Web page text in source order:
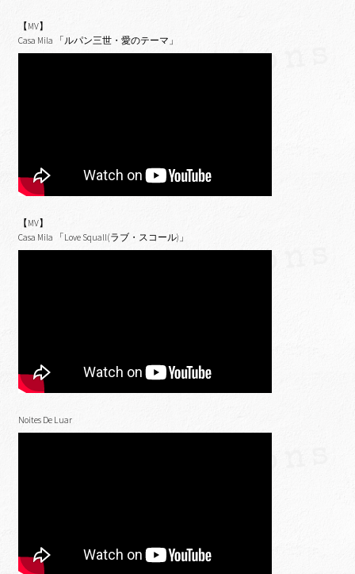
【MV】
Casa Mila 「ルパン三世・愛のテーマ」
【MV】
Casa Mila 「Love Squall(ラブ・スコール)」
Noites De Luar